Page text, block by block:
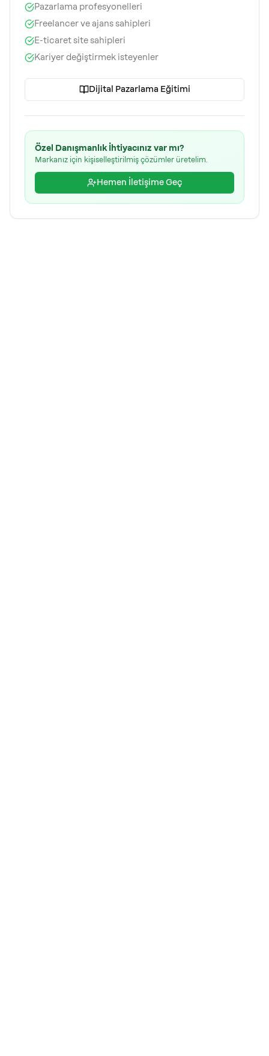
Pazarlama profesyonelleri
Freelancer ve ajans sahipleri
E-ticaret site sahipleri
Kariyer değiştirmek isteyenler
Dijital Pazarlama Eğitimi
Özel Danışmanlık İhtiyacınız var mı?
Markanız için kişiselleştirilmiş çözümler üretelim.
Hemen İletişime Geç